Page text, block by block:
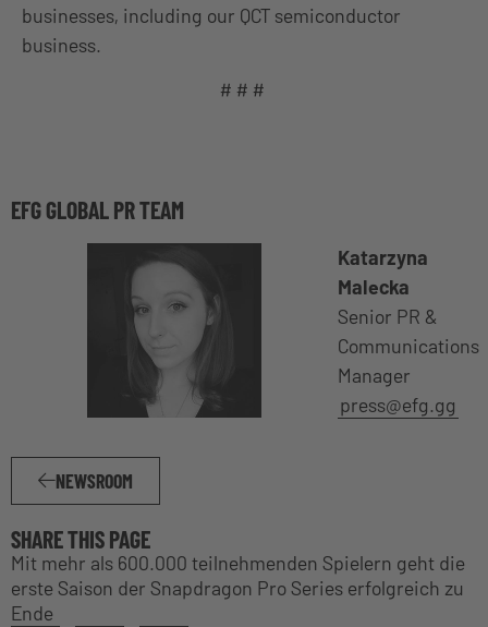
businesses, including our QCT semiconductor
business.
# # #
EFG GLOBAL PR TEAM
Katarzyna
Malecka
Senior PR &
Communications
Manager
press@efg.gg
NEWSROOM
SHARE THIS PAGE
Mit mehr als 600.000 teilnehmenden Spielern geht die
erste Saison der Snapdragon Pro Series erfolgreich zu
Ende